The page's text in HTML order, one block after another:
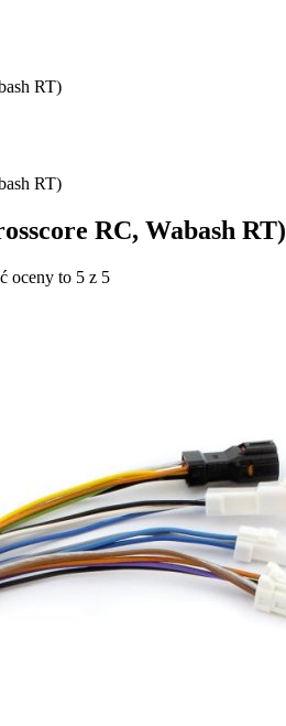
RT)
RT)
RC, Wabash RT)
oceny to 5 z 5